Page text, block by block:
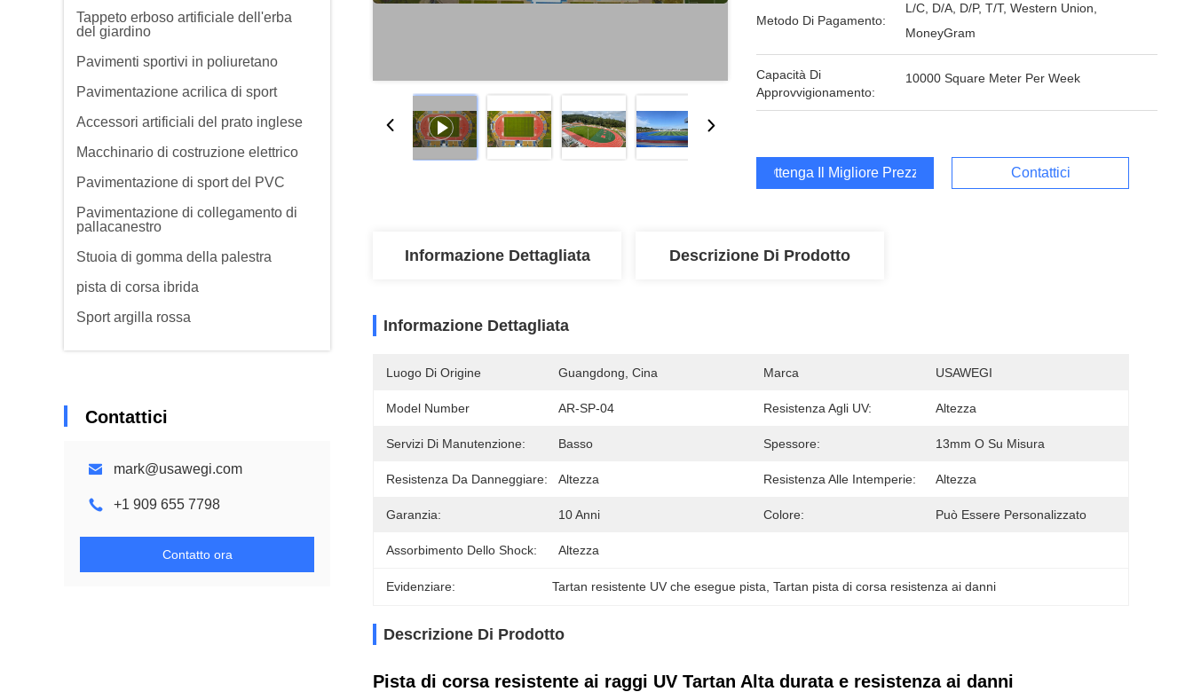
Tappeto erboso artificiale dell'erba
del giardino
Pavimenti sportivi in poliuretano
Pavimentazione acrilica di sport
Accessori artificiali del prato inglese
Macchinario di costruzione elettrico
Pavimentazione di sport del PVC
Pavimentazione di collegamento di
pallacanestro
Stuoia di gomma della palestra
pista di corsa ibrida
Sport argilla rossa
Contattici
mark@usawegi.com
+1 909 655 7798
Contatto ora
Metodo Di Pagamento:
L/C, D/A, D/P, T/T, Western Union,
MoneyGram
Capacità Di
Approvvigionamento:
10000 Square Meter Per Week
Ottenga Il Migliore Prezzo Contattici
Informazione Dettagliata Descrizione Di Prodotto
Informazione Dettagliata
Luogo Di Origine Guangdong, Cina Marca USAWEGI
Model Number AR-SP-04 Resistenza Agli UV: Altezza
Servizi Di Manutenzione: Basso Spessore: 13mm O Su Misura
Resistenza Da Danneggiare: Altezza Resistenza Alle Intemperie: Altezza
Garanzia: 10 Anni Colore: Può Essere Personalizzato
Assorbimento Dello Shock: Altezza
Evidenziare: Tartan resistente UV che esegue pista , Tartan pista di corsa resistenza ai danni
Descrizione Di Prodotto
Pista di corsa resistente ai raggi UV Tartan Alta durata e resistenza ai danni